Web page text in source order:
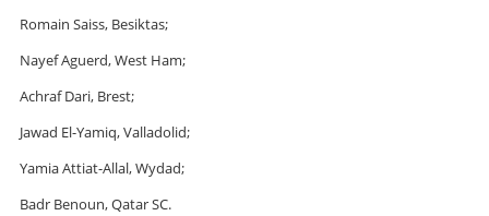
Romain Saiss, Besiktas;
Nayef Aguerd, West Ham;
Achraf Dari, Brest;
Jawad El-Yamiq, Valladolid;
Yamia Attiat-Allal, Wydad;
Badr Benoun, Qatar SC.